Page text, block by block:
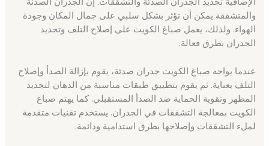
والمتشققة يمكن أن تؤثر بشكل سلبي على جمال المكان وجودة
الهواء. ولذلك، يعمل صباغ الكويت على إصلاح التلف وتجديد
الجدران بطرق فعالة.
عندما يواجه صباغ الكويت جدران صدئة، يقوم بإزالة الصدأ وإصلاح
التلف بعناية. ثم يقوم بتطبيق طبقات مناسبة من الدهان لتجديد
المظهر وتقوية الحماية ضد الصدأ المستقبلي. كما يهتم صباغ
الكويت بمعالجة التشققات في الجدران. يستخدم تقنيات متقدمة
لملء التشققات وإصلاحها بطرق استدامية ودائمة.